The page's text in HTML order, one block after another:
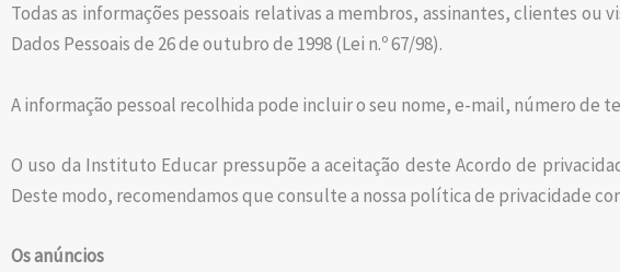
Todas as informações pessoais relativas a membros, assinantes, clientes
Dados Pessoais de 26 de outubro de 1998 (Lei n.º 67/98).
A informação pessoal recolhida pode incluir o seu nome, e-mail, número
O uso da Instituto Educar pressupõe a aceitação deste Acordo de
Deste modo, recomendamos que consulte a nossa política de privacidade
Os anúncios